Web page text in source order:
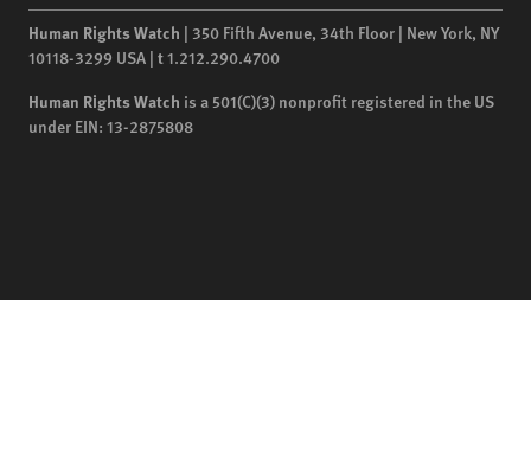
Human Rights Watch | 350 Fifth Avenue, 34th Floor | New York, NY
10118-3299 USA | t1.212.290.4700
Human Rights Watch is a 501(C)(3) nonprofit registered in the US
under EIN: 13-2875808